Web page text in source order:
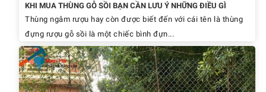
KHI MUA THÙNG GỖ SỒI BẠN CẦN LƯU Ý NHỮNG ĐIỀU GÌ
Thùng ngâm rượu hay còn được biết đến với cái tên là thùng
đựng rượu gỗ sồi là một chiếc bình đựn...